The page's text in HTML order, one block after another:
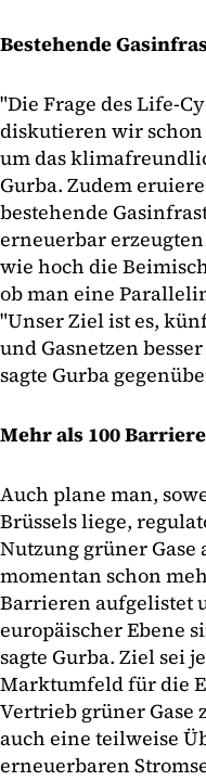
Bestehende
"Die Frage des Life-
diskutieren wir
um das
Gurba. Zudem
bestehende
erneuerbar
wie hoch die
ob man eine
"Unser Ziel ist es,
und Gasnetzen
sagte Gurba
Mehr als 100
Auch plane man,
Brüssels liege,
Nutzung grüner
momentan schon
Barrieren aufgelistet
europäischer Ebene
sagte Gurba. Ziel sei
Marktumfeld für die
Vertrieb grüner Gase
auch eine teilweise
erneuerbaren